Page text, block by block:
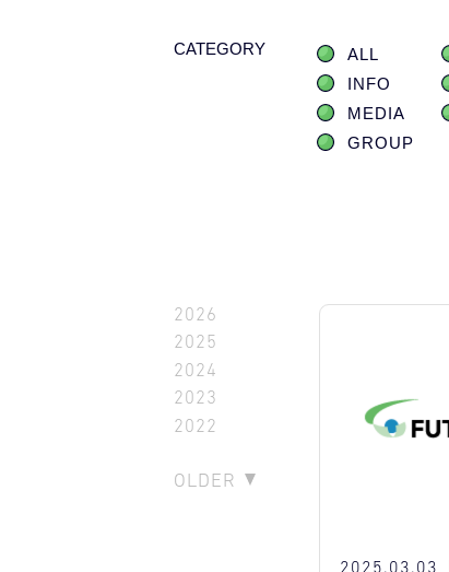
CATEGORY ALL
INFO
MEDIA
GROUP
2026
2025
2024
2023
2022
OLDER
2025.03.03